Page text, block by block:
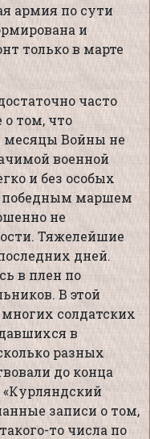
армия по сути
и
только в марте
часто
том, что
месяцы Войны не
военной
и без особых
победным маршем
не
Тяжелейшие
дней.
в плен по
В этой
солдатских
в
разных
до конца
записи о том,
то числа по